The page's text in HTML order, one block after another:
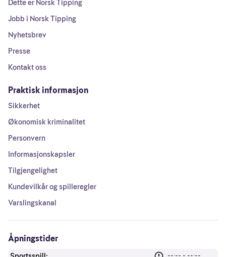
Dette er Norsk Tipping
Jobb i Norsk Tipping
Nyhetsbrev
Presse
Kontakt oss
Praktisk informasjon
Sikkerhet
Økonomisk kriminalitet
Personvern
Informasjonskapsler
Tilgjengelighet
Kundevilkår og spilleregler
Varslingskanal
Åpningstider